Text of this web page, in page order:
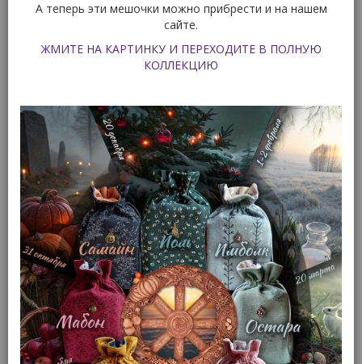
Золотое Таро Боттичелли. Аллегории Возрождения.
Книга
Золотое Таро Боттичелли.
Аллегории Возрождения.
Книга
(арт. 10413)
А теперь эти мешочки можно прибрести и на нашем
сайте.
ЖМИТЕ НА КАРТИНКУ И ПЕРЕХОДИТЕ В ПОЛНУЮ
КОЛЛЕКЦИЮ